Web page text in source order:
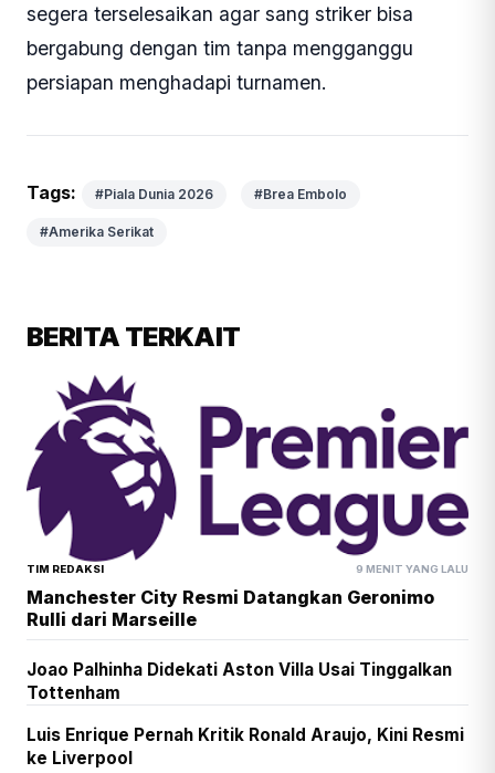
segera terselesaikan agar sang striker bisa
bergabung dengan tim tanpa mengganggu
persiapan menghadapi turnamen.
Tags: #Piala Dunia 2026 #Brea Embolo
#Amerika Serikat
BERITA TERKAIT
TIM REDAKSI 9 MENIT YANG LALU
Manchester City Resmi Datangkan Geronimo
Rulli dari Marseille
Joao Palhinha Didekati Aston Villa Usai Tinggalkan
Tottenham
Luis Enrique Pernah Kritik Ronald Araujo, Kini Resmi
ke Liverpool